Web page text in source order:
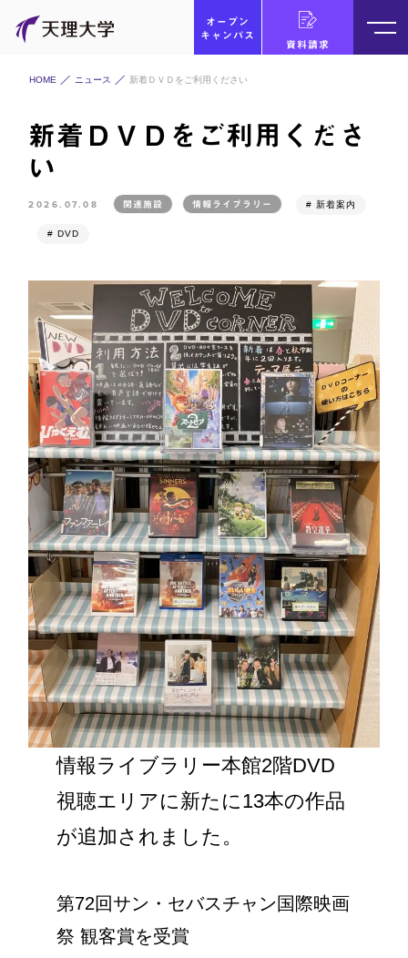
オープン
キャンパス
資料請求
HOME ニュース 新着ＤＶＤをご利用ください
新着ＤＶＤをご利用くださ
い
2026.07.08 関連施設 情報ライブラリー # 新着案内
# DVD
情報ライブラリー本館2階DVD
視聴エリアに新たに13本の作品
が追加されました。
第72回サン・セバスチャン国際映画
祭 観客賞を受賞